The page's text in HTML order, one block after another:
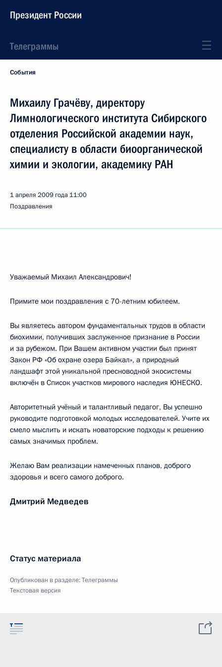
Президент России
Телеграммы
События
Михаилу Грачёву, директору
Лимнологического института Сибирского
отделения Российской академии наук,
специалисту в области биоорганической
химии и экологии, академику РАН
1 апреля 2009 года 11:00
Поздравления
Уважаемый Михаил Александрович!
Примите мои поздравления с 70-летним юбилеем.
Вы являетесь автором фундаментальных трудов в области
биохимии, получивших заслуженное признание в России
и за рубежом. При Вашем активном участии был принят
Закон РФ «Об охране озера Байкал», а природный
ландшафт этой уникальной пресноводной экосистемы
включён в Список участков мирового наследия ЮНЕСКО.
Авторитетный учёный и талантливый педагог, Вы успешно
руководите подготовкой молодых исследователей. Учите их
смело мыслить и искать новаторские подходы к решению
самых значимых проблем.
Желаю Вам реализации намеченных планов, доброго
здоровья и всего самого доброго.
Дмитрий Медведев
Статус материала
Опубликован в разделе:Телеграммы
Текстовая версия